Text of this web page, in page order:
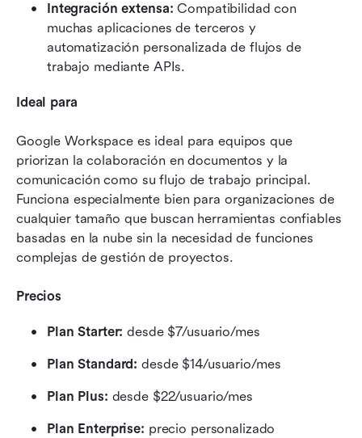
Integración extensa: Compatibilidad con
muchas aplicaciones de terceros y
automatización personalizada de flujos de
trabajo mediante APIs.
Ideal para
Google Workspace es ideal para equipos que
priorizan la colaboración en documentos y la
comunicación como su flujo de trabajo principal.
Funciona especialmente bien para organizaciones de
cualquier tamaño que buscan herramientas confiables
basadas en la nube sin la necesidad de funciones
complejas de gestión de proyectos.
Precios
Plan Starter: desde $7/usuario/mes
Plan Standard: desde $14/usuario/mes
Plan Plus: desde $22/usuario/mes
Plan Enterprise: precio personalizado